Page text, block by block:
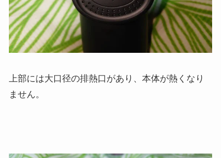
上部には大口径の排熱口があり、本体が熱くなり
ません。